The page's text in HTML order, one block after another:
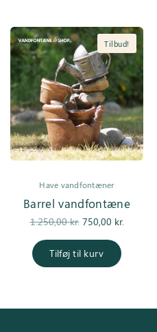
Tilbud!
Have vandfontæner
Barrel vandfontæne
1.250,00kr.
Den
oprindelige
pris var:
1.250,00 kr..
750,00 kr.
Tilføj til kurv